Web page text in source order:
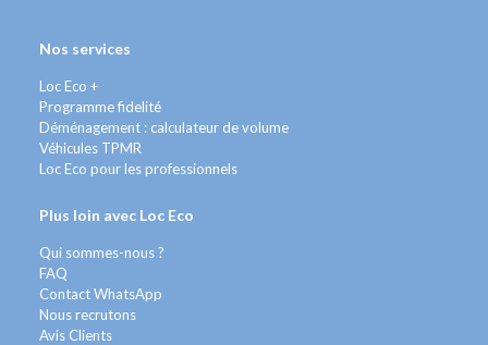
Nos services
Loc Eco +
Programme fidelité
Déménagement : calculateur de volume
Véhicules TPMR
Loc Eco pour les professionnels
Plus loin avec Loc Eco
Qui sommes-nous ?
FAQ
Contact WhatsApp
Nous recrutons
Avis Clients